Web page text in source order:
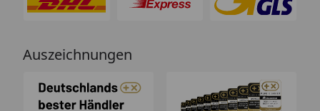
Auszeichnungen